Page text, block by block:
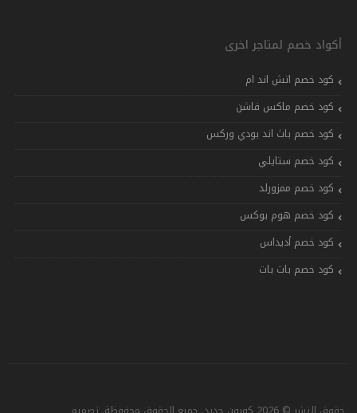
أكواد خصم لمتاجر اخرى
كود خصم اتش اند ام
كود خصم ماكس فاشن
كود خصم باث اند بودي وركس
كود خصم ستايلي
كود خصم ممزورلد
كود خصم هوم بوكس
كود خصم أديداس
كود خصم بات بات